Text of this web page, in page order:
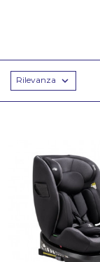
Rilevanza 